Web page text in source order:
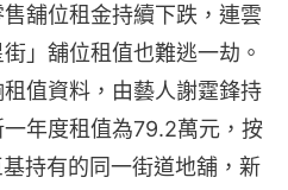
舖位租金持續下跌，連雲
」舖位租值也難逃一劫。
值資料，由藝人謝霆鋒持
年度租值為79.2萬元，按
持有的同一街道地舖，新